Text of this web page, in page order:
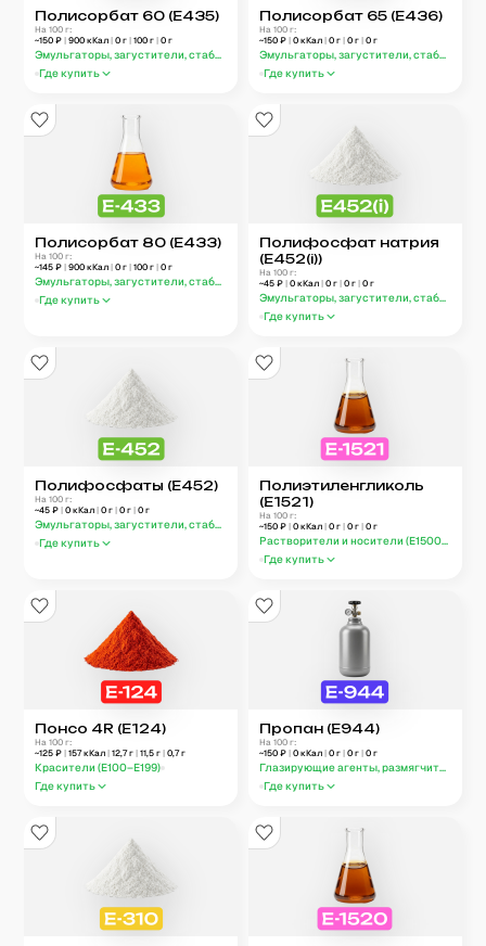
Полисорбат 60 (E435)
На 100 г:
~150 ₽| 900 кКал| 0 г| 100 г| 0 г
Эмульгаторы, загустители, стабилизаторы (E400–E499)
Где купить
Полисорбат 65 (E436)
На 100 г:
~150 ₽ | 0 кКал | 0 г | 0 г | 0 г
Эмульгаторы, загустители,
Где купить
Полисорбат 80 (E433)
На 100 г:
~145 ₽| 900 кКал| 0 г| 100 г| 0 г
Эмульгаторы, загустители, стабилизаторы (E400–E499)
Где купить
Полифосфат натрия
(E452(i))
На 100 г:
~45 ₽ | 0 кКал | 0 г | 0 г | 0 г
Эмульгаторы, загустители,
Где купить
Полифосфаты (E452)
На 100 г:
~45 ₽| 0 кКал| 0 г| 0 г| 0 г
Эмульгаторы, загустители, стабилизаторы (E400–E499)
Где купить
Полиэтиленгликоль
(E1521)
На 100 г:
~150 ₽ | 0 кКал | 0 г | 0 г | 0 г
Растворители и носители (E1500–E1599)
Где купить
Понсо 4R (E124)
На 100 г:
~125 ₽| 157кКал| 12,7г| 11,5 г| 0,7г
Красители (E100–E199)
Где купить
Пропан (E944)
На 100 г:
~150 ₽ | 0 кКал | 0 г | 0 г | 0 г
Глазирующие агенты, размягчители,
Где купить